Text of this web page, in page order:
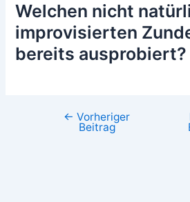
Welchen nicht
improvisierten
bereits ausprobiert?
← Vorheriger
Beitrag